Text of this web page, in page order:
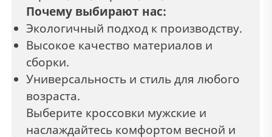
Почему выбирают нас:
Экологичный подход к производству.
Высокое качество материалов и
сборки.
Универсальность и стиль для любого
возраста.
Выберите кроссовки мужские и
наслаждайтесь комфортом весной и